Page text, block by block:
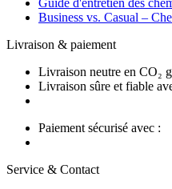
Guide d'entretien des
Business vs. Casual –
Livraison & paiement
Livraison neutre en CO₂
Livraison sûre et fiable
Paiement sécurisé avec :
Service & Contact